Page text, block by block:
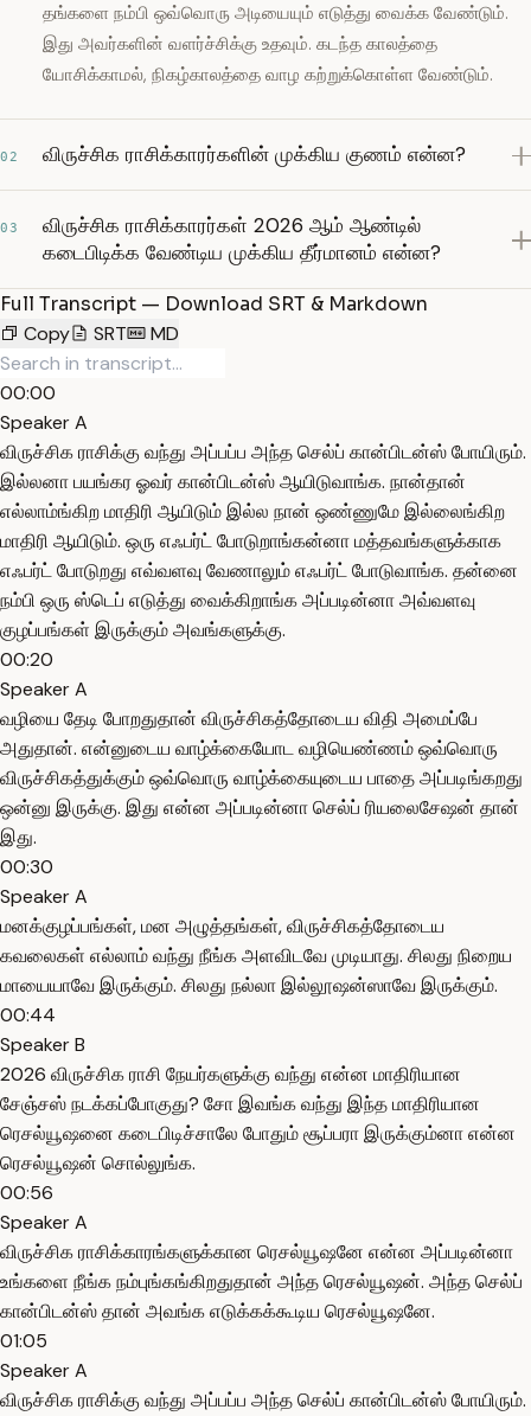
தங்களை நம்பி ஒவ்வொரு அடியையும் எடுத்து வைக்க வேண்டும்.
இது அவர்களின் வளர்ச்சிக்கு உதவும். கடந்த காலத்தை
யோசிக்காமல், நிகழ்காலத்தை வாழ கற்றுக்கொள்ள வேண்டும்.
02 விருச்சிக ராசிக்காரர்களின் முக்கிய குணம் என்ன?
03
விருச்சிக ராசிக்காரர்கள் 2026 ஆம் ஆண்டில்
கடைபிடிக்க வேண்டிய முக்கிய தீர்மானம் என்ன?
Full Transcript — Download SRT & Markdown
Copy
SRT MD
00:00
Speaker A
விருச்சிக ராசிக்கு வந்து அப்பப்ப அந்த செல்ப் கான்பிடன்ஸ் போயிரும்.
இல்லனா பயங்கர ஓவர் கான்பிடன்ஸ் ஆயிடுவாங்க. நான்தான்
எல்லாம்ங்கிற மாதிரி ஆயிடும் இல்ல நான் ஒண்ணுமே இல்லைங்கிற
மாதிரி ஆயிடும். ஒரு எஃபர்ட் போடுறாங்கன்னா மத்தவங்களுக்காக
எஃபர்ட் போடுறது எவ்வளவு வேணாலும் எஃபர்ட் போடுவாங்க. தன்னை
நம்பி ஒரு ஸ்டெப் எடுத்து வைக்கிறாங்க அப்படின்னா அவ்வளவு
குழப்பங்கள் இருக்கும் அவங்களுக்கு.
00:20
Speaker A
வழியை தேடி போறதுதான் விருச்சிகத்தோடைய விதி அமைப்பே
அதுதான். என்னுடைய வாழ்க்கையோட வழியெண்ணம் ஒவ்வொரு
விருச்சிகத்துக்கும் ஒவ்வொரு வாழ்க்கையுடைய பாதை அப்படிங்கறது
ஒன்னு இருக்கு. இது என்ன அப்படின்னா செல்ப் ரியலைசேஷன் தான்
இது.
00:30
Speaker A
மனக்குழப்பங்கள், மன அழுத்தங்கள், விருச்சிகத்தோடைய
கவலைகள் எல்லாம் வந்து நீங்க அளவிடவே முடியாது. சிலது நிறைய
மாயையாவே இருக்கும். சிலது நல்லா இல்லூஷன்ஸாவே இருக்கும்.
00:44
Speaker B
2026 விருச்சிக ராசி நேயர்களுக்கு வந்து என்ன மாதிரியான
சேஞ்சஸ் நடக்கப்போகுது? சோ இவங்க வந்து இந்த மாதிரியான
ரெசல்யூஷனை கடைபிடிச்சாலே போதும் சூப்பரா இருக்கும்னா என்ன
ரெசல்யூஷன் சொல்லுங்க.
00:56
Speaker A
விருச்சிக ராசிக்காரங்களுக்கான ரெசல்யூஷனே என்ன அப்படின்னா
உங்களை நீங்க நம்புங்கங்கிறதுதான் அந்த ரெசல்யூஷன். அந்த செல்ப்
கான்பிடன்ஸ் தான் அவங்க எடுக்கக்கூடிய ரெசல்யூஷனே.
01:05
Speaker A
விருச்சிக ராசிக்கு வந்து அப்பப்ப அந்த செல்ப் கான்பிடன்ஸ் போயிரும்.